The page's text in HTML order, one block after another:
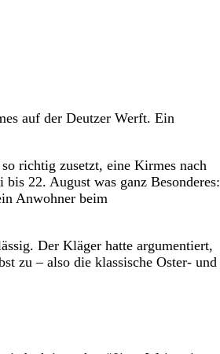
auf der Deutzer Werft. Ein
richtig zusetzt, eine Kirmes nach
22. August was ganz Besonderes:
Anwohner beim
Der Kläger hatte argumentiert,
zu – also die klassische Oster- und